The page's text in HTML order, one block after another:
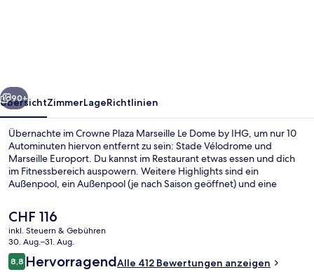
IHG
Weiter
90+
ÜbersichtZimmerLageRichtlinien
Übernachte im Crowne Plaza Marseille Le Dome by IHG, um nur 10
Autominuten hiervon entfernt zu sein: Stade Vélodrome und
Marseille Europort. Du kannst im Restaurant etwas essen und dich
im Fitnessbereich auspowern. Weitere Highlights sind ein
Außenpool, ein Außenpool (je nach Saison geöffnet) und eine
Personal zu berichten. Die Unterkunft ist nur einen kurzen
Fußmarsch von den öffentlichen Verkehrsmitteln entfernt: Zur U-
Bahn läuft man 8 Minuten (Metrostation Chartreux) bzw. 9 Minuten
(Metrostation Saint-Just - Hôtel du Département).
Der
aktuelle
Preis
beträgt
CHF 116.
CHF 116
inkl. Steuern & Gebühren
30. Aug.–31. Aug.
Bewertungen
8,88,8 von 10.
HervorragendAlle 412 Bewertungen anzeigen